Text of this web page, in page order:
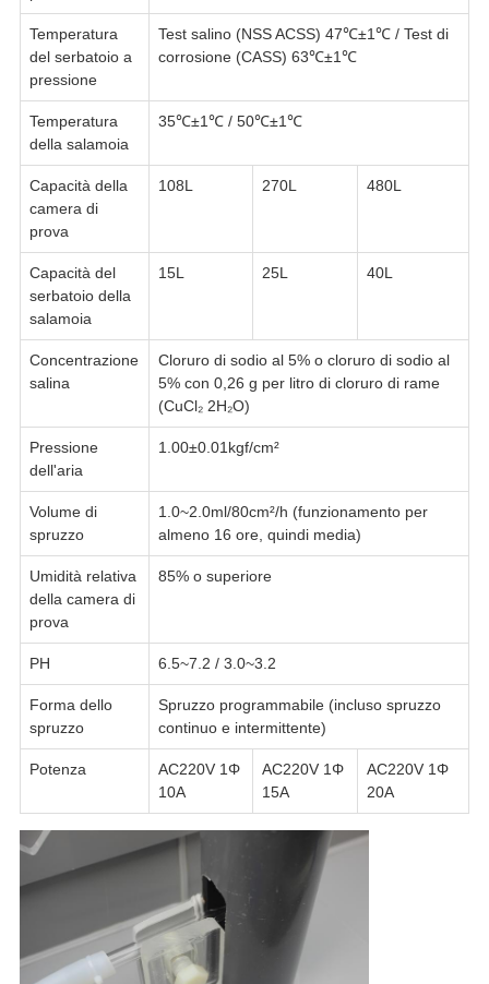
Temperatura
del serbatoio a
pressione
Test salino (NSS ACSS) 47℃±1℃ / Test di
corrosione (CASS) 63℃±1℃
Temperatura
della salamoia
35℃±1℃ / 50℃±1℃
Capacità della
camera di
prova
108L 270L 480L
Capacità del
serbatoio della
salamoia
15L 25L 40L
Concentrazione
salina
Cloruro di sodio al 5% o cloruro di sodio al
5% con 0,26 g per litro di cloruro di rame
(CuCl₂ 2H₂O)
Pressione
dell'aria
1.00±0.01kgf/cm²
Volume di
spruzzo
1.0~2.0ml/80cm²/h (funzionamento per
almeno 16 ore, quindi media)
Umidità relativa
della camera di
prova
85% o superiore
PH 6.5~7.2 / 3.0~3.2
Forma dello
spruzzo
Spruzzo programmabile (incluso spruzzo
continuo e intermittente)
Potenza
AC220V 1Φ
10A
AC220V 1Φ
15A
AC220V 1Φ
20A